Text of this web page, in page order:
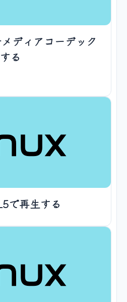
ディアコーデック
る
で再生する